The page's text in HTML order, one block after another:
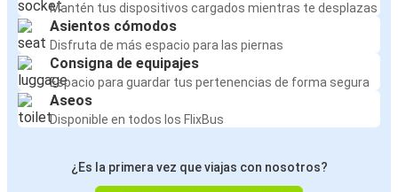
Mantén tus dispositivos cargados mientras te desplazas
Asientos cómodos
Disfruta de más espacio para las piernas
Consigna de equipajes
Espacio para guardar tus pertenencias de forma segura
Aseos
Disponible en todos los FlixBus
¿Es la primera vez que viajas con nosotros?